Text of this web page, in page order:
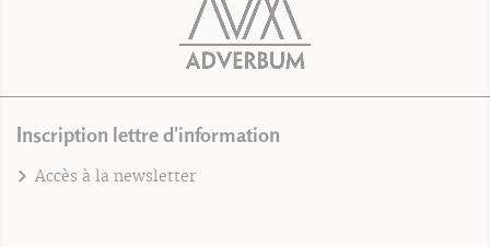
Inscription lettre d'information
Accès à la newsletter